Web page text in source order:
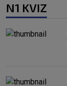
N1 KVIZ